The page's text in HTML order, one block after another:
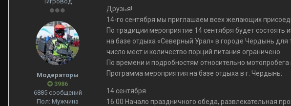
Модераторы
3986
6885 сообщений
Пол: Мужчина
Друзья!
14-го сентября мы приглашаем всех желающих
По традиции мероприятие 14 сентября будет состоять
на базе отдыха «Северный Урал» в городе Чердынь для
число мест и количество порций питания ограничено.
По времени и подробностям относительно
Программа мероприятия на базе отдыха в г. Чердынь:
14 сентября
16.00 Начало праздничного обеда, развлекательная